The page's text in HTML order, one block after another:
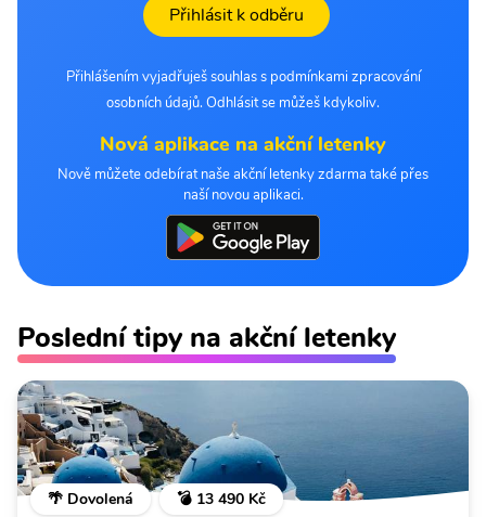
Přihlásit k odběru
Přihlášením vyjadřuješ souhlas s podmínkami zpracování
osobních údajů. Odhlásit se můžeš kdykoliv.
Nová aplikace na akční letenky
Nově můžete odebírat naše akční letenky zdarma také přes
naší novou aplikaci.
Poslední tipy na akční letenky
🌴 Dovolená 💣 13 490 Kč